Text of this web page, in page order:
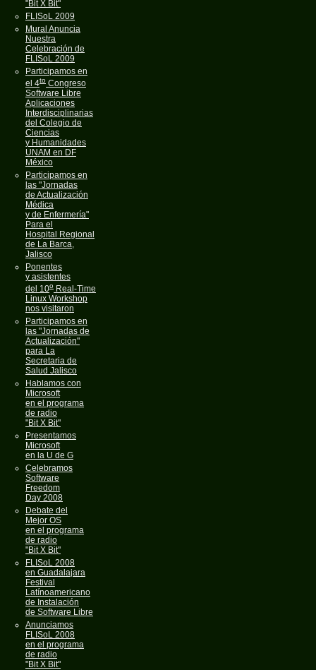
"Bit X Bit"
FLISoL 2009
Mural Anuncia
Nuestra
Celebración de
FLISoL 2009
Participamos en
el 4to Congreso
Software Libre
Aplicaciones
Interdisciplinarias
del Colegio de
Ciencias
y Humanidades
UNAM en DF
México
Participamos en
las "Jornadas
de Actualización
Médica
y de Enfermería"
Para el
Hospital Regional
de La Barca,
Jalisco
Ponentes
y asistentes
del 10o Real-Time
Linux Workshop
nos visitaron
Participamos en
las "Jornadas de
Actualización"
para La
Secretaria de
Salud Jalisco
Hablamos con
Microsoft
en el programa
de radio
"Bit X Bit"
Presentamos
Microsoft
en la U de G
Celebramos
Software
Freedom
Day 2008
Debate del
Mejor OS
en el programa
de radio
"Bit X Bit"
FLISoL 2008
en Guadalajara
Festival
Latínoamericano
de Instalación
de Software Libre
Anunciamos
FLISoL 2008
en el programa
de radio
"Bit X Bit"